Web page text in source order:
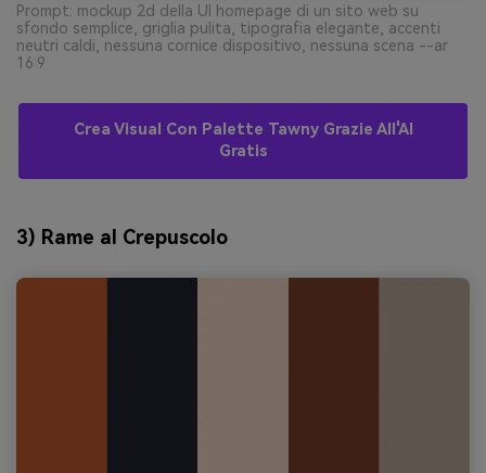
Prompt: mockup 2d della UI homepage di un sito web su
sfondo semplice, griglia pulita, tipografia elegante, accenti
neutri caldi, nessuna cornice dispositivo, nessuna scena --ar
16:9
Crea Visual Con Palette Tawny Grazie All'AI
Gratis
3) Rame al Crepuscolo